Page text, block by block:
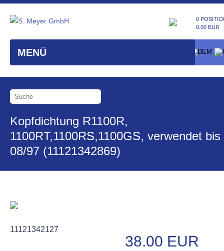
MENÜ
0
0.00 EUR
Kopfdichtung R1100R,
1100RT,1100RS,1100GS, verwendet bis
08/97 (11121342869)
11121342127
38.00 EUR